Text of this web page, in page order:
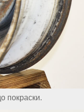
покраски.